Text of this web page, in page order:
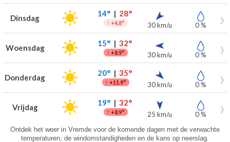
Dinsdag 14°| 28°
↑ +4.8° 30 km/u 0 %
Woensdag 15°| 32°
↑ +8.9° 30 km/u 0 %
Donderdag 20°| 35°
↑ +11.9° 30 km/u 0 %
Vrijdag 19°| 32°
↑ +8.9° 25 km/u 0 %
Ontdek het weer in Vremde voor de komende dagen met de verwachte
temperaturen, de windomstandigheden en de kans op neerslag.